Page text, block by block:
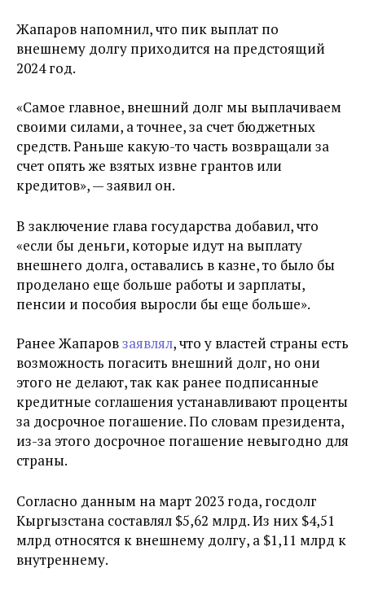
Жапаров напомнил, что пик выплат по
внешнему долгу приходится на предстоящий
2024 год.
«Самое главное, внешний долг мы выплачиваем
своими силами, а точнее, за счет бюджетных
средств. Раньше какую-то часть возвращали за
счет опять же взятых извне грантов или
кредитов», — заявил он.
В заключение глава государства добавил, что
«если бы деньги, которые идут на выплату
внешнего долга, оставались в казне, то было бы
проделано еще больше работы и зарплаты,
пенсии и пособия выросли бы еще больше».
Ранее Жапаровзаявлял, что у властей страны есть
возможность погасить внешний долг, но они
этого не делают, так как ранее подписанные
кредитные соглашения устанавливают проценты
за досрочное погашение. По словам президента,
из-за этого досрочное погашение невыгодно для
страны.
Согласно данным на март 2023 года, госдолг
Кыргызстана составлял $5,62 млрд. Из них $4,51
млрд относятся к внешнему долгу, а $1,11 млрд к
внутреннему.